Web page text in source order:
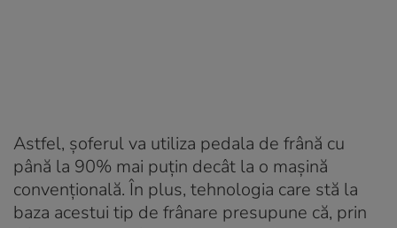
Astfel, șoferul va utiliza pedala de frână cu
până la 90% mai puțin decât la o mașină
convențională. În plus, tehnologia care stă la
baza acestui tip de frânare presupune că, prin